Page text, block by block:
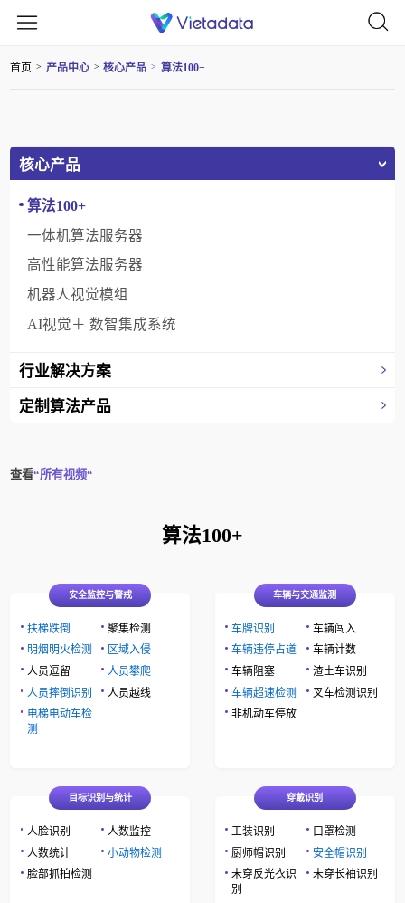
首页 > 产品中心 > 核心产品 > 算法100+
核心产品
算法100+
一体机算法服务器
高性能算法服务器
机器人视觉模组
AI视觉＋ 数智集成系统
行业解决方案
一带一路境外自贸区
能源矿山
机器人视觉方案
无人机视觉方案
定制算法产品
查看“所有视频“
算法100+
安全监控与警戒
扶梯跌倒
聚集检测
明烟明火检测
区域入侵
人员逗留
人员攀爬
人员摔倒识别
人员越线
电梯电动车检
测
车辆与交通监测
车牌识别
车辆闯入
车辆违停占道
车辆计数
车辆阻塞
渣土车识别
车辆超速检测
叉车检测识别
非机动车停放
目标识别与统计
人脸识别
人数监控
人数统计
小动物检测
脸部抓拍检测
穿戴识别
工装识别
口罩检测
厨师帽识别
安全帽识别
未穿反光衣识
别
未穿长袖识别